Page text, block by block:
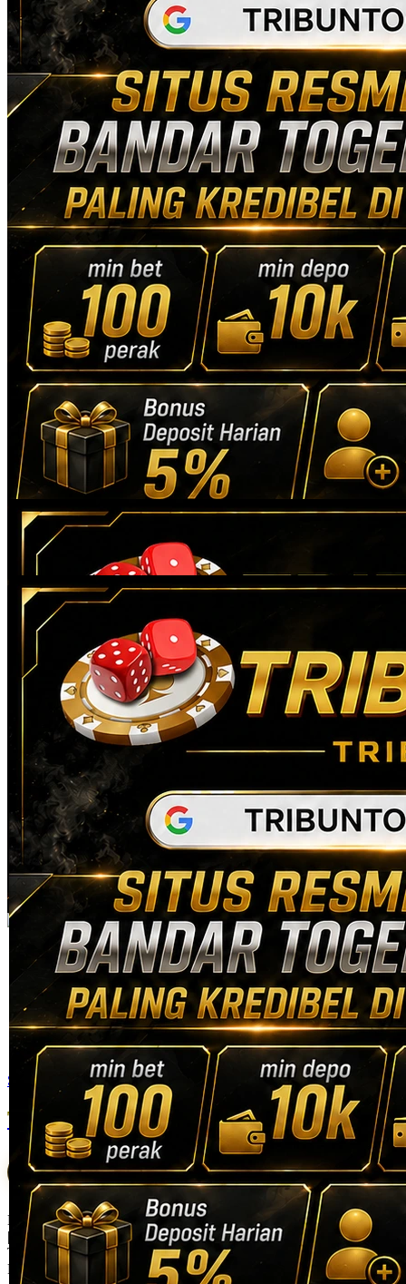
Skip to the beginning of the images gallery
Tribuntogel
TRIBUNTOGEL: SITUS RESMI BANDAR TOGEL
ONLINE PALING KREDIBEL DI INDONESIA
Bandar Togel Online
|
TRIBUNTOGEL-ONLINE
Rp. 10.000